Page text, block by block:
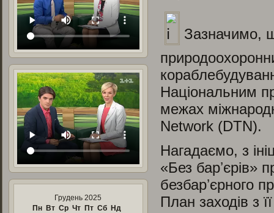
Грудень 2025
Пн Вт Ср Чт Пт Сб Нд
Зазначимо,
Національним
межах
Network (DTN).
Нагадаємо, з
«Без барʼєрів»
безбарʼєрного
План заходів з